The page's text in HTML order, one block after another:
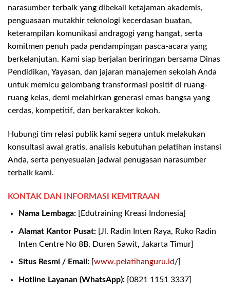
narasumber terbaik yang dibekali ketajaman akademis,
penguasaan mutakhir teknologi kecerdasan buatan,
keterampilan komunikasi andragogi yang hangat, serta
komitmen penuh pada pendampingan pasca-acara yang
berkelanjutan. Kami siap berjalan beriringan bersama Dinas
Pendidikan, Yayasan, dan jajaran manajemen sekolah Anda
untuk memicu gelombang transformasi positif di ruang-
ruang kelas, demi melahirkan generasi emas bangsa yang
cerdas, kompetitif, dan berkarakter kokoh.
Hubungi tim relasi publik kami segera untuk melakukan
konsultasi awal gratis, analisis kebutuhan pelatihan instansi
Anda, serta penyesuaian jadwal penugasan narasumber
terbaik kami.
KONTAK DAN INFORMASI KEMITRAAN
Nama Lembaga:[Edutraining Kreasi Indonesia]
Alamat Kantor Pusat:[Jl. Radin Inten Raya, Ruko Radin
Inten Centre No 8B, Duren Sawit, Jakarta Timur]
Situs Resmi / Email:[www.pelatihanguru.id/]
Hotline Layanan (WhatsApp):[0821 1151 3337]